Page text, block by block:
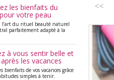
les bienfaits du
votre peau
l’art du rituel beauté naturel
parfaitement adapté à la
à vous sentir belle et
les vacances
bienfaits de vos vacances grâce
simples à tenir.
<<